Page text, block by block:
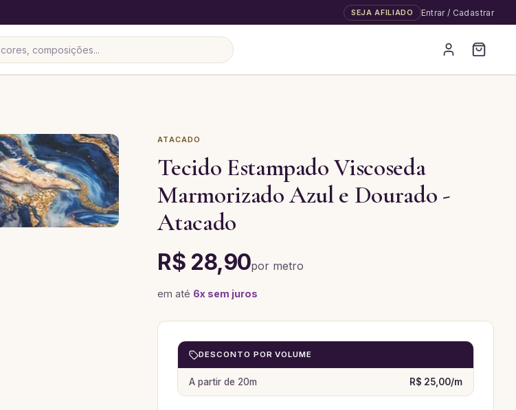
SEJA AFILIADO Entrar / Cadastrar
ATACADO
Tecido Estampado Viscoseda
Marmorizado Azul e Dourado -
Atacado
R$ 28,90por metro
em até 6x sem juros
DESCONTO POR VOLUME
A partir de 20m R$ 25,00/m